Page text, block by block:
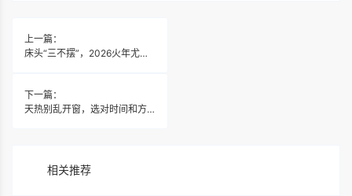
上一篇：
床头“三不摆”，2026火年尤其要注意！
下一篇：
天热别乱开窗，选对时间和方位，全家安稳顺遂！
相关推荐